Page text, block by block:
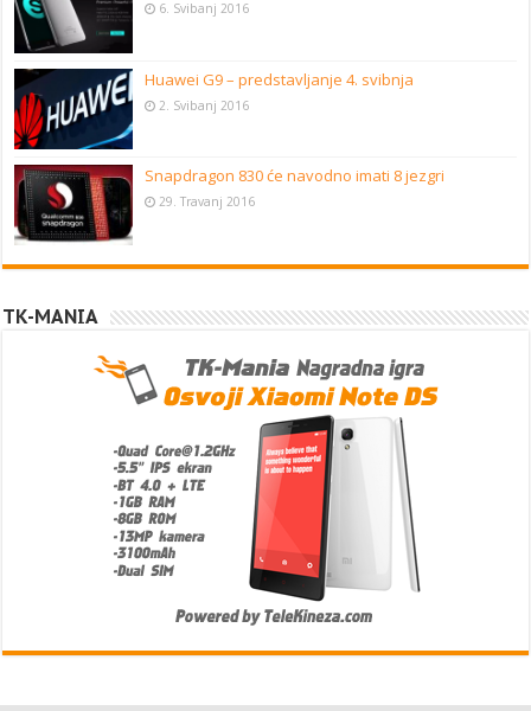
6. Svibanj 2016
Huawei G9 – predstavljanje 4. svibnja
2. Svibanj 2016
Snapdragon 830 će navodno imati 8 jezgri
29. Travanj 2016
TK-MANIA